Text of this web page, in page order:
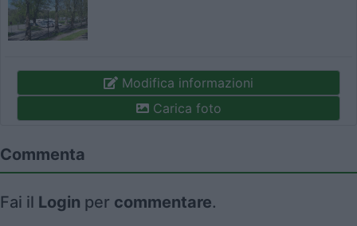
Modifica informazioni
Carica foto
Commenta
Fai il Login per commentare.